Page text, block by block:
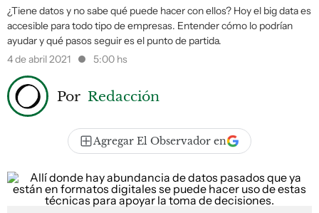
¿Tiene datos y no sabe qué puede hacer con ellos? Hoy el big data es
accesible para todo tipo de empresas. Entender cómo lo podrían
ayudar y qué pasos seguir es el punto de partida.
4 de abril 2021
5:00 hs
Por Redacción
Agregar El Observador en